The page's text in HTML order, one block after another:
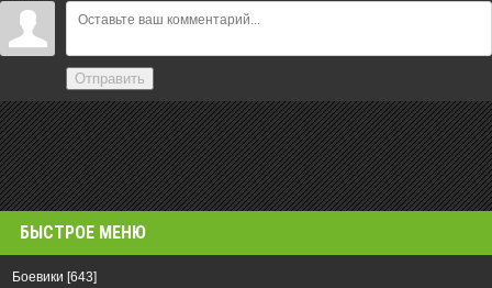
Отправить
БЫСТРОЕ МЕНЮ
Боевики [643]